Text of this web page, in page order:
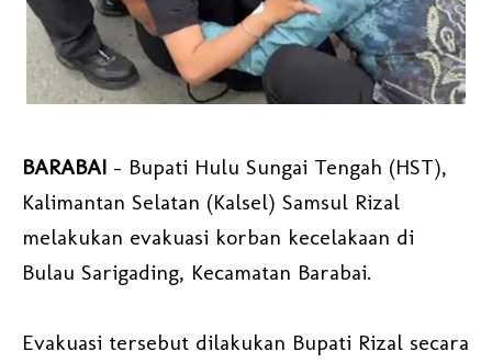
BARABAI - Bupati Hulu Sungai Tengah (HST),
Kalimantan Selatan (Kalsel) Samsul Rizal
melakukan evakuasi korban kecelakaan di
Bulau Sarigading, Kecamatan Barabai.
Evakuasi tersebut dilakukan Bupati Rizal secara